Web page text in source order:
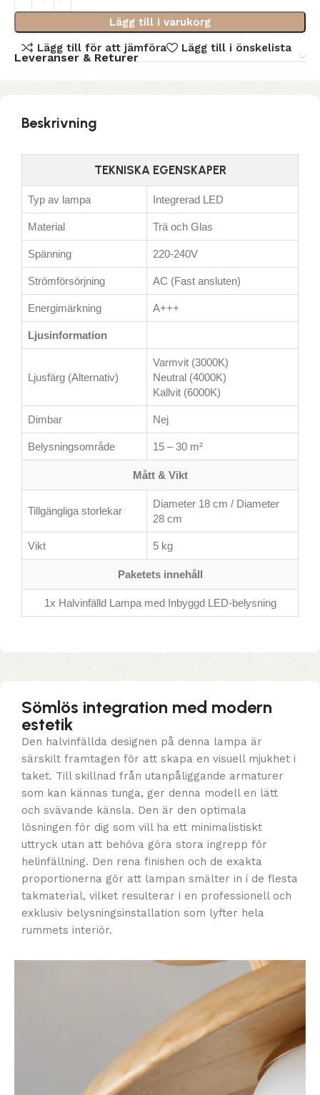
Lägg till i varukorg
Lägg till för att jämföra
Lägg till i önskelista
Leveranser & Returer
Beskrivning
TEKNISKA EGENSKAPER
Typ av lampa Integrerad LED
Material Trä och Glas
Spänning 220-240V
Strömförsörjning AC (Fast ansluten)
Energimärkning A+++
Ljusinformation
Ljusfärg (Alternativ)
Varmvit (3000K)
Neutral (4000K)
Kallvit (6000K)
Dimbar Nej
Belysningsområde 15 – 30 m²
Mått & Vikt
Tillgängliga storlekar
Diameter 18 cm / Diameter
28 cm
Vikt 5 kg
Paketets innehåll
1x Halvinfälld Lampa med Inbyggd LED-belysning
Sömlös integration med modern
estetik
Den halvinfällda designen på denna lampa är
särskilt framtagen för att skapa en visuell mjukhet i
taket. Till skillnad från utanpåliggande armaturer
som kan kännas tunga, ger denna modell en lätt
och svävande känsla. Den är den optimala
lösningen för dig som vill ha ett minimalistiskt
uttryck utan att behöva göra stora ingrepp för
helinfällning. Den rena finishen och de exakta
proportionerna gör att lampan smälter in i de flesta
takmaterial, vilket resulterar i en professionell och
exklusiv belysningsinstallation som lyfter hela
rummets interiör.